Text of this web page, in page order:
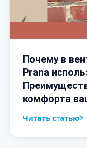
Почему в
Prana
комфорта
Читать статью